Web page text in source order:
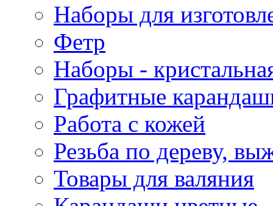
Наборы для
Фетр
Наборы -
Графитные
Работа с кожей
Резьба по дереву,
Товары для валяния